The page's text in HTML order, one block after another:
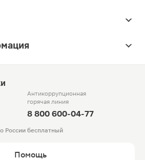
Антикоррупционная
горячая линия
8 800 600-04-77
России бесплатный
Помощь